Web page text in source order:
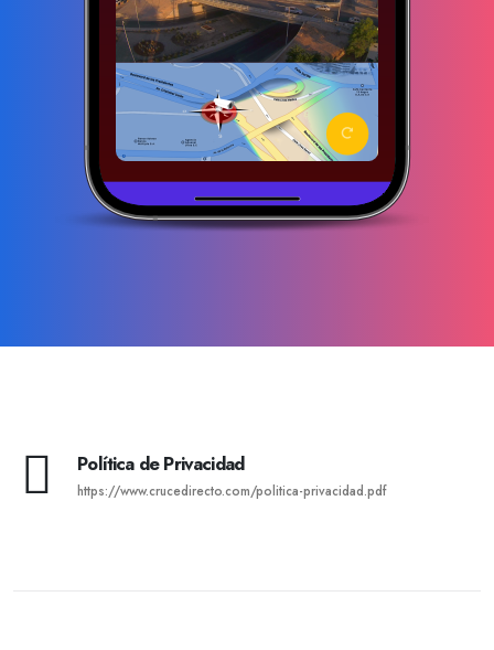
Política de Privacidad
https://www.crucedirecto.com/politica-privacidad.pdf